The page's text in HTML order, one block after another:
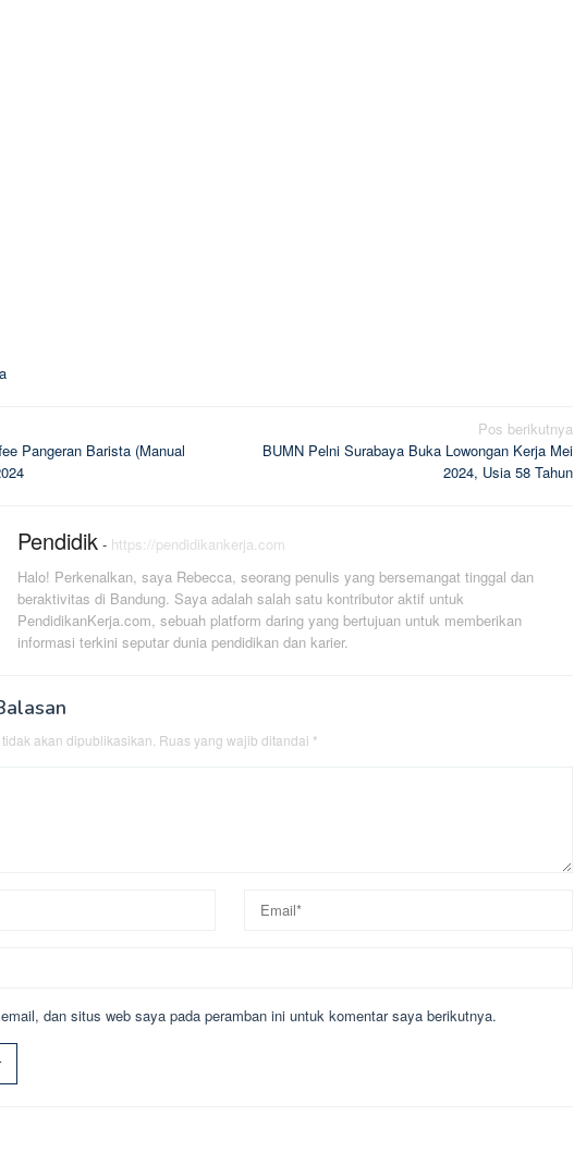
Pangeran Barista (Manual
Pos berikutnya
BUMN Pelni Surabaya Buka Lowongan Kerja Mei
2024, Usia 58 Tahun
Pendidik - https://pendidikankerja.com
Halo! Perkenalkan, saya Rebecca, seorang penulis yang bersemangat tinggal dan
beraktivitas di Bandung. Saya adalah salah satu kontributor aktif untuk
PendidikanKerja.com, sebuah platform daring yang bertujuan untuk memberikan
informasi terkini seputar dunia pendidikan dan karier.
akan dipublikasikan. Ruas yang wajib ditandai *
dan situs web saya pada peramban ini untuk komentar saya berikutnya.